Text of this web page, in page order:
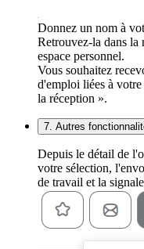
Donnez un nom à
Retrouvez-la dans la
espace personnel.
Vous souhaitez
d'emploi liées à
la réception ».
7. Autres
Depuis le détail de
votre sélection,
de travail et la